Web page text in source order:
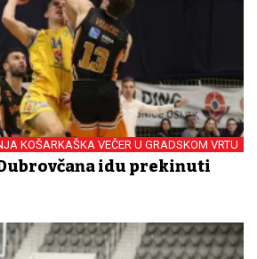
KOŠARKAŠKA VEČER U GRADSKOM VRTU
idu prekinuti